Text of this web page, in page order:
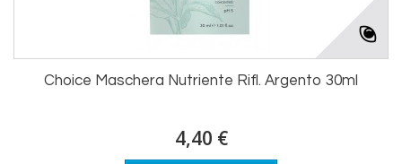
Choice Maschera Nutriente Rifl. Argento 30ml
4,40 €